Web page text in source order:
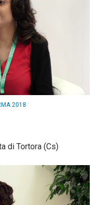
2018
di Tortora (Cs)